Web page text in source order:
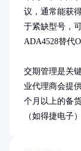
议，通常能获
于紧缺型号，
ADA4528替代
交期管理是关
业代理商会提
个月以上的备
（如得捷电子